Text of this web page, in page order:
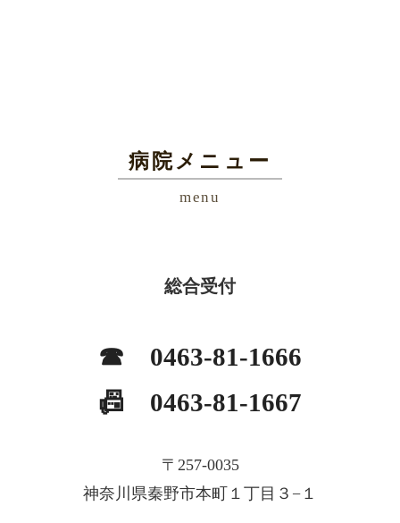
病院メニュー
menu
総合受付
☎ 0463-81-1666
📠 0463-81-1667
〒257-0035
神奈川県秦野市本町１丁目３−１